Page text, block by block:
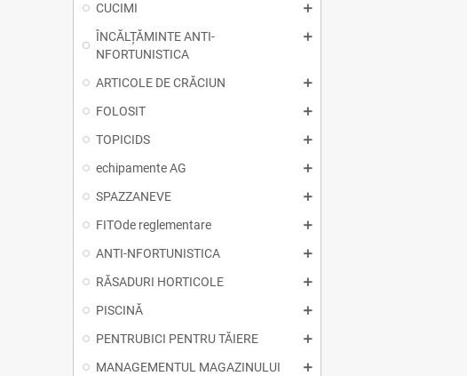
CUCIMI
ÎNCĂLȚĂMINTE ANTI-
NFORTUNISTICA
ARTICOLE DE CRĂCIUN
FOLOSIT
TOPICIDS
echipamente AG
SPAZZANEVE
FITOde reglementare
ANTI-NFORTUNISTICA
RĂSADURI HORTICOLE
PISCINĂ
PENTRUBICI PENTRU TĂIERE
MANAGEMENTUL MAGAZINULUI